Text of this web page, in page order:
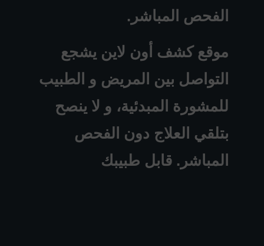
الفحص المباشر.
موقع كشف أون لاين يشجع
التواصل بين المريض و الطبيب
للمشورة المبدئية، و لا ينصح
بتلقي العلاج دون الفحص
المباشر. قابل طبيبك